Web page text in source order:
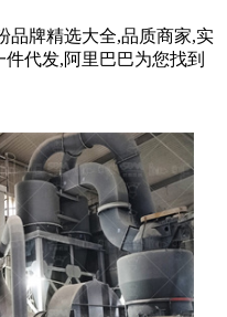
品牌精选大全,品质商家,实
代发,阿里巴巴为您找到